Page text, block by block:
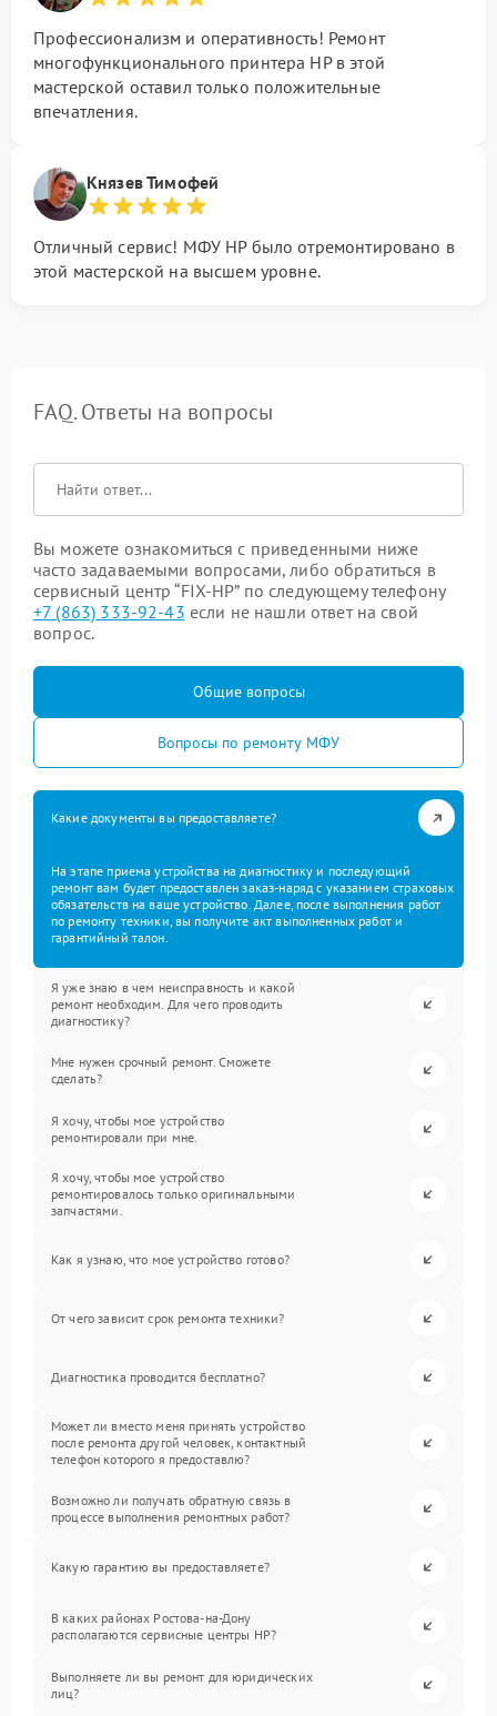
Профессионализм и оперативность! Ремонт
многофункционального принтера HP в этой
мастерской оставил только положительные
впечатления.
Князев Тимофей
Отличный сервис! МФУ HP было отремонтировано в
этой мастерской на высшем уровне.
FAQ. Ответы на вопросы
Вы можете ознакомиться с приведенными ниже
часто задаваемыми вопросами, либо обратиться в
сервисный центр “FIX-HP” по следующему телефону
+7 (863) 333-92-43 если не нашли ответ на свой
вопрос.
Общие вопросы
Вопросы по ремонту МФУ
Какие документы вы предоставляете?
На этапе приема устройства на диагностику и последующий
ремонт вам будет предоставлен заказ-наряд с указанием страховых
обязательств на ваше устройство. Далее, после выполнения работ
по ремонту техники, вы получите акт выполненных работ и
гарантийный талон.
Я уже знаю в чем неисправность и какой
ремонт необходим. Для чего проводить
диагностику?
Мне нужен срочный ремонт. Сможете
сделать?
Я хочу, чтобы мое устройство
ремонтировали при мне.
Я хочу, чтобы мое устройство
ремонтировалось только оригинальными
запчастями.
Как я узнаю, что мое устройство готово?
От чего зависит срок ремонта техники?
Диагностика проводится бесплатно?
Может ли вместо меня принять устройство
после ремонта другой человек, контактный
телефон которого я предоставлю?
Возможно ли получать обратную связь в
процессе выполнения ремонтных работ?
Какую гарантию вы предоставляете?
В каких районах Ростова-на-Дону
располагаются сервисные центры HP?
Выполняете ли вы ремонт для юридических
лиц?